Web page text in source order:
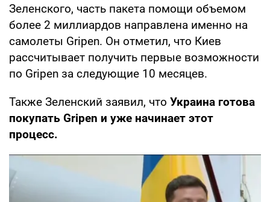
Зеленского, часть пакета помощи объемом
более 2 миллиардов направлена именно на
самолеты Gripen. Он отметил, что Киев
рассчитывает получить первые возможности
по Gripen за следующие 10 месяцев.
Также Зеленский заявил, что Украина готова
покупать Gripen и уже начинает этот
процесс.